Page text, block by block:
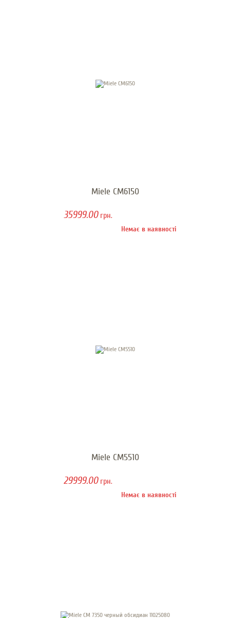
Miele CM6150
35999.00грн.
Немає в наявності
Miele CM5510
29999.00грн.
Немає в наявності